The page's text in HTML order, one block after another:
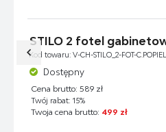
STILO 2 fotel
Kod towaru: V-CH-STILO_2-FOT-C.POPIEL
Dostępny
Cena brutto: 589 zł
Twój rabat: 15%
Twoja cena brutto: 499 zł